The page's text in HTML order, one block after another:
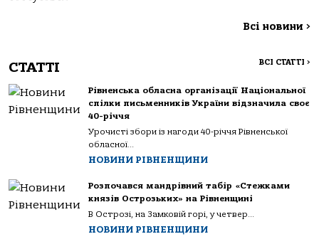
Всі новини >
СТАТТІ ВСІ СТАТТІ >
Рівненська обласна організації Національної
спілки письменників України відзначила своє
40-річчя
Урочисті збори із нагоди 40-річчя Рівненської
обласної...
НОВИНИ РІВНЕНЩИНИ
Розпочався мандрівний табір «Стежками
князів Острозьких» на Рівненщині
В Острозі, на Замковій горі, у четвер...
НОВИНИ РІВНЕНЩИНИ